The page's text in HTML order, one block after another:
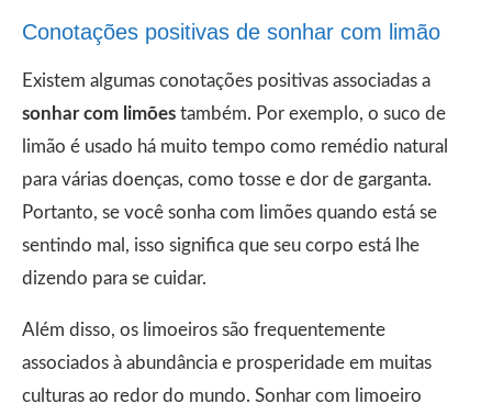
Conotações positivas de sonhar com limão
Existem algumas conotações positivas associadas a
sonhar com limões também. Por exemplo, o suco de
limão é usado há muito tempo como remédio natural
para várias doenças, como tosse e dor de garganta.
Portanto, se você sonha com limões quando está se
sentindo mal, isso significa que seu corpo está lhe
dizendo para se cuidar.
Além disso, os limoeiros são frequentemente
associados à abundância e prosperidade em muitas
culturas ao redor do mundo. Sonhar com limoeiro